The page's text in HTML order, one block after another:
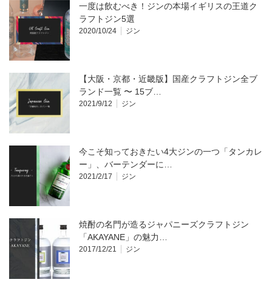
一度は飲むべき！ジンの本場イギリスの王道ク
ラフトジン5選
2020/10/24 ジン
【大阪・京都・近畿版】国産クラフトジン全ブ
ランド一覧 〜 15ブ…
2021/9/12 ジン
今こそ知っておきたい4大ジンの一つ「タンカレ
ー」、バーテンダーに…
2021/2/17 ジン
焼酎の名門が造るジャパニーズクラフトジン
「AKAYANE」の魅力…
2017/12/21 ジン